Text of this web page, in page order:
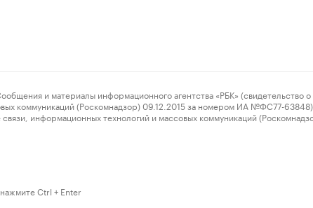
и материалы информационного агентства «РБК» (свидетельство о
коммуникаций (Роскомнадзор) 09.12.2015 за номером ИА №ФС77-63848)
информационных технологий и массовых коммуникаций
Ctrl + Enter